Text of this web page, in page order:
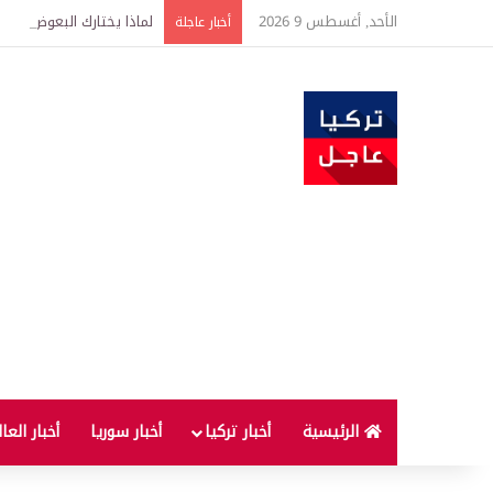
الأحد, أغسطس 9 2026 أخبار عاجلة لماذا يختارك البعوض
الرئيسية أخبار تركيا أخبار سوريا أخبار